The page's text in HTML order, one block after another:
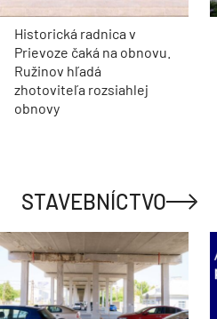
Historická radnica v
Prievoze čaká na obnovu.
Ružinov hľadá
zhotoviteľa rozsiahlej
obnovy
STAVEBNÍCTVO